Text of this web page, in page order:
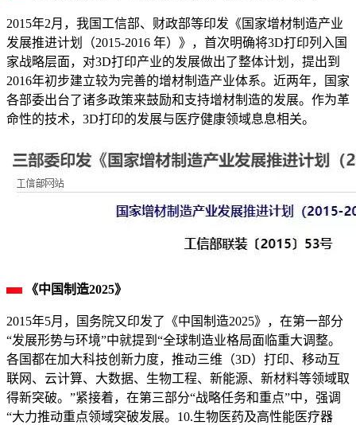
2015年2月，我国工信部、财政部等印发《国家增材制造产业
发展推进计划（2015-2016 年）》，首次明确将3D打印列入国
家战略层面，对3D打印产业的发展做出了整体计划，提出到
2016年初步建立较为完善的增材制造产业体系。近两年，国家
各部委出台了诸多政策来鼓励和支持增材制造的发展。作为革
命性的技术，3D打印的发展与医疗健康领域息息相关。
《中国制造2025》
2015年5月，国务院又印发了《中国制造2025》，在第一部分
“发展形势与环境”中就提到“全球制造业格局面临重大调整。
各国都在加大科技创新力度，推动三维（3D）打印、移动互
联网、云计算、大数据、生物工程、新能源、新材料等领域取
得新突破。”紧接着，在第三部分“战略任务和重点”中，强调
“大力推动重点领域突破发展。10.生物医药及高性能医疗器